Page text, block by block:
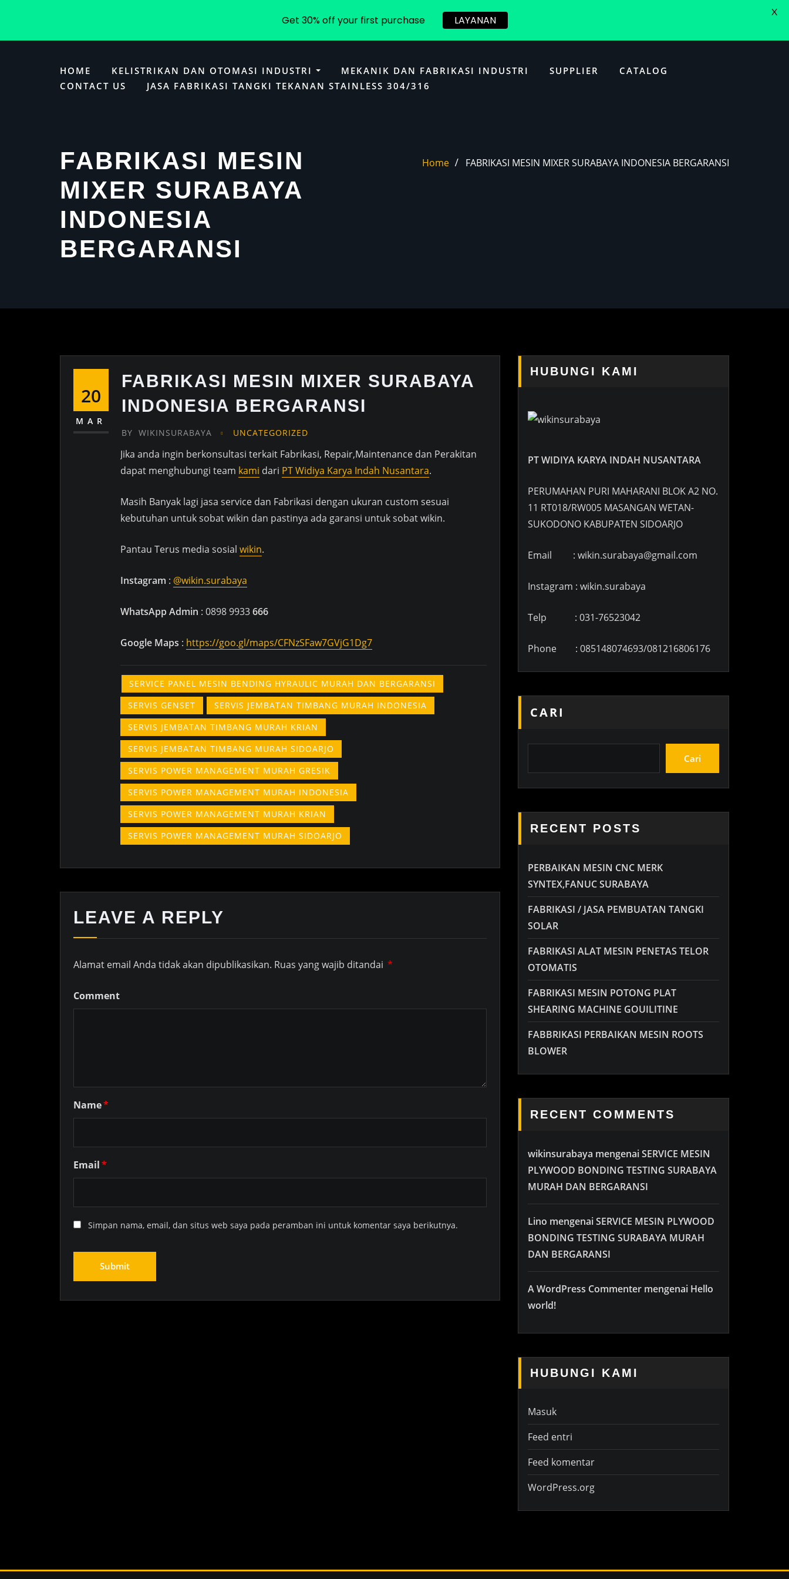
HOME KELISTRIKAN DAN OTOMASI INDUSTRI MEKANIK DAN FABRIKASI INDUSTRI SUPPLIER
CATALOG
CONTACT US
JASA FABRIKASI TANGKI TEKANAN STAINLESS 304/316
FABRIKASI MESIN
MIXER SURABAYA
INDONESIA
BERGARANSI
Home FABRIKASI MESIN MIXER SURABAYA INDONESIA BERGARANSI
20
MAR
FABRIKASI MESIN MIXER SURABAYA
INDONESIA BERGARANSI
BY WIKINSURABAYA UNCATEGORIZED
Jika anda ingin berkonsultasi terkait Fabrikasi, Repair,Maintenance dan Perakitan
dapat menghubungi team kami dari PT Widiya Karya Indah Nusantara.
Masih Banyak lagi jasa service dan Fabrikasi dengan ukuran custom sesuai
kebutuhan untuk sobat wikin dan pastinya ada garansi untuk sobat wikin.
Pantau Terus media sosial wikin.
Instagram : @wikin.surabaya
WhatsApp Admin : 0898 9933666
Google Maps : https://goo.gl/maps/CFNzSFaw7GVjG1Dg7
SERVICE PANEL MESIN BENDING HYRAULIC MURAH DAN BERGARANSI
SERVIS GENSET
SERVIS JEMBATAN TIMBANG MURAH INDONESIA
SERVIS JEMBATAN TIMBANG MURAH KRIAN
SERVIS JEMBATAN TIMBANG MURAH SIDOARJO
SERVIS POWER MANAGEMENT MURAH GRESIK
SERVIS POWER MANAGEMENT MURAH INDONESIA
SERVIS POWER MANAGEMENT MURAH KRIAN
SERVIS POWER MANAGEMENT MURAH SIDOARJO
LEAVE A REPLY
Alamat email Anda tidak akan dipublikasikan. Ruas yang wajib ditandai *
Comment
Name*
Email*
Simpan nama, email, dan situs web saya pada peramban ini untuk komentar saya berikutnya.
HUBUNGI KAMI
PT WIDIYA KARYA INDAH NUSANTARA
PERUMAHAN PURI MAHARANI BLOK A2 NO.
11 RT018/RW005 MASANGAN WETAN-
SUKODONO KABUPATEN SIDOARJO
Email : wikin.surabaya@gmail.com
Instagram : wikin.surabaya
Telp : 031-76523042
Phone : 085148074693/081216806176
CARI
Cari
RECENT POSTS
PERBAIKAN MESIN CNC MERK
SYNTEX,FANUC SURABAYA
FABRIKASI / JASA PEMBUATAN TANGKI
SOLAR
FABRIKASI ALAT MESIN PENETAS TELOR
OTOMATIS
FABRIKASI MESIN POTONG PLAT
SHEARING MACHINE GOUILITINE
FABBRIKASI PERBAIKAN MESIN ROOTS
BLOWER
RECENT COMMENTS
wikinsurabaya mengenaiSERVICE MESIN
PLYWOOD BONDING TESTING SURABAYA
MURAH DAN BERGARANSI
Lino mengenaiSERVICE MESIN PLYWOOD
BONDING TESTING SURABAYA MURAH
DAN BERGARANSI
A WordPress Commenter mengenai Hello
world!
HUBUNGI KAMI
Masuk
Feed entri
Feed komentar
WordPress.org
Get 30% off your first purchase LAYANAN
X